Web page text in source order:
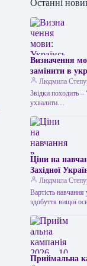
Останні
Визначення
замінити в
допомогою
одній
коли немає
решка” в…
Людмила
Звідки походить
ухвалити…
Ціни на
Західної
Людмила
Вартість
здобуття вищої
Приймальна